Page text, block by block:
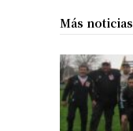
Más noticias